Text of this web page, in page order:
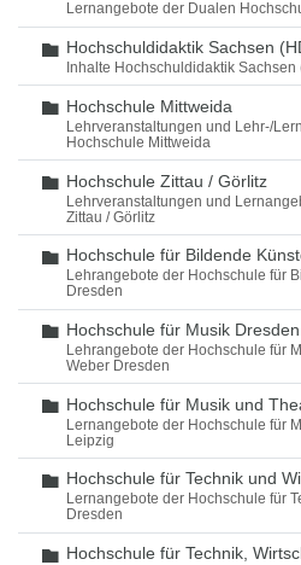
Lernangebote der Dualen
Ordner
Hochschuldidaktik Sachsen
Inhalte Hochschuldidaktik Sachsen
Ordner
Hochschule Mittweida
Lehrveranstaltungen und Lehr-/
Hochschule Mittweida
Ordner
Hochschule Zittau / Görlitz
Lehrveranstaltungen und
Zittau / Görlitz
Ordner
Hochschule für Bildende
Lehrangebote der Hochschule für
Dresden
Ordner
Hochschule für Musik Dresden
Lehrangebote der Hochschule für
Weber Dresden
Ordner
Hochschule für Musik und
Lernangebote der Hochschule für
Leipzig
Ordner
Hochschule für Technik und
Lernangebote der Hochschule für
Dresden
Ordner
Hochschule für Technik,